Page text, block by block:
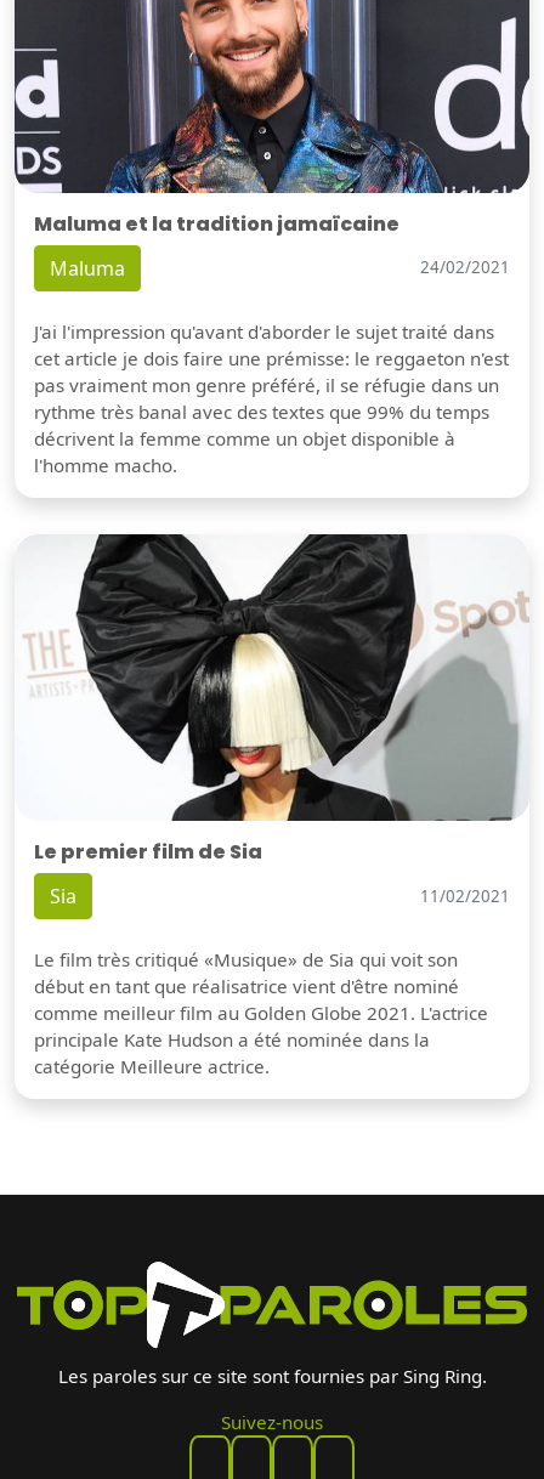
Maluma et la tradition jamaïcaine
Maluma 24/02/2021
J'ai l'impression qu'avant d'aborder le sujet traité dans
cet article je dois faire une prémisse: le reggaeton n'est
pas vraiment mon genre préféré, il se réfugie dans un
rythme très banal avec des textes que 99% du temps
décrivent la femme comme un objet disponible à
l'homme macho.
Le premier film de Sia
Sia 11/02/2021
Le film très critiqué «Musique» de Sia qui voit son
début en tant que réalisatrice vient d'être nominé
comme meilleur film au Golden Globe 2021. L'actrice
principale Kate Hudson a été nominée dans la
catégorie Meilleure actrice.
Les paroles sur ce site sont fournies par Sing Ring.
Suivez-nous